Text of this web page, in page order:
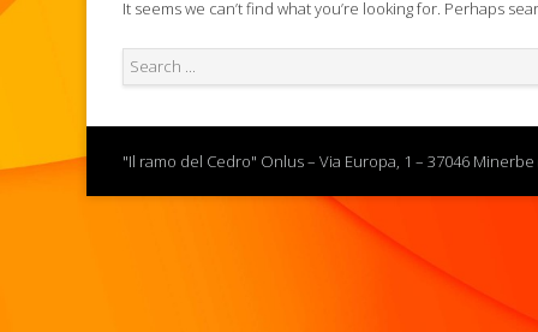
It seems we can’t find what you’re looking for. Perhaps
"Il ramo del Cedro" Onlus – Via Europa, 1 – 37046 Minerbe